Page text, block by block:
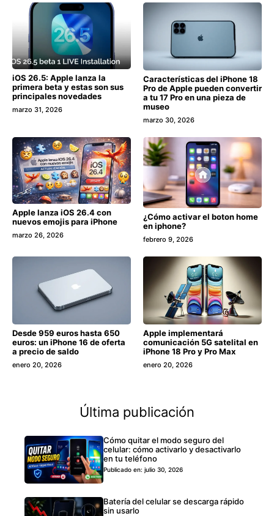
iOS 26.5: Apple lanza la
primera beta y estas son sus
principales novedades
marzo 31, 2026
Características del iPhone 18
Pro de Apple pueden convertir
a tu 17 Pro en una pieza de
museo
marzo 30, 2026
Apple lanza iOS 26.4 con
nuevos emojis para iPhone
marzo 26, 2026
¿Cómo activar el boton home
en iphone?
febrero 9, 2026
Desde 959 euros hasta 650
euros: un iPhone 16 de oferta
a precio de saldo
enero 20, 2026
Apple implementará
comunicación 5G satelital en
iPhone 18 Pro y Pro Max
enero 20, 2026
Última publicación
Cómo quitar el modo seguro del
celular: cómo activarlo y desactivarlo
en tu teléfono
Publicado en: julio 30, 2026
Batería del celular se descarga rápido
sin usarlo